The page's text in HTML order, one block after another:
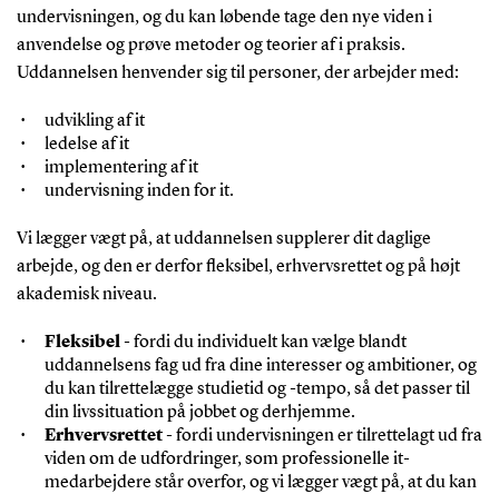
undervisningen, og du kan løbende tage den nye viden i
anvendelse og prøve metoder og teorier af i praksis.
Uddannelsen henvender sig til personer, der arbejder med:
udvikling af it
ledelse af it
implementering af it
undervisning inden for it.
Vi lægger vægt på, at uddannelsen supplerer dit daglige
arbejde, og den er derfor fleksibel, erhvervsrettet og på højt
akademisk niveau.
Fleksibel- fordi du individuelt kan vælge blandt
uddannelsens fag ud fra dine interesser og ambitioner, og
du kan tilrettelægge studietid og -tempo, så det passer til
din livssituation på jobbet og derhjemme.
Erhvervsrettet- fordi undervisningen er tilrettelagt ud fra
viden om de udfordringer, som professionelle it-
medarbejdere står overfor, og vi lægger vægt på, at du kan